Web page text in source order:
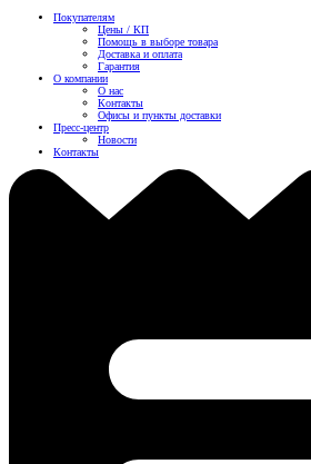
Покупателям
Цены / КП
Помощь в выборе товара
Доставка и оплата
Гарантия
О компании
О нас
Контакты
Офисы и пункты доставки
Пресс-центр
Новости
Контакты